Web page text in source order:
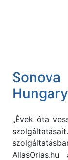
„Évek óta